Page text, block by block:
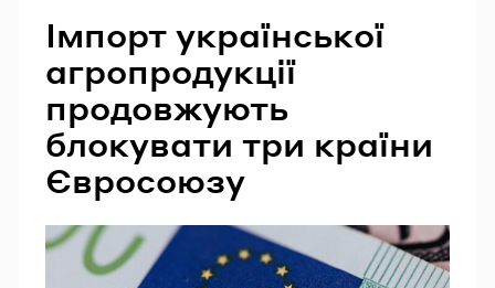
Імпорт української
агропродукції
продовжують
блокувати три країни
Євросоюзу
GOOGLE
АБО
Email